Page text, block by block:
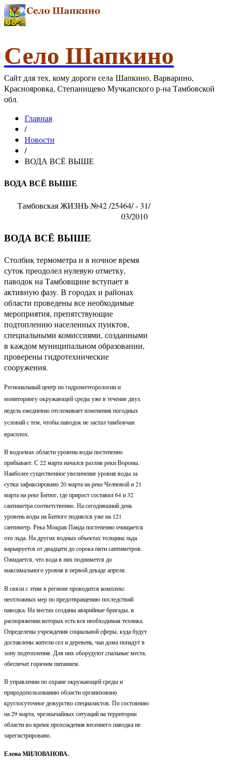
Село Шапкино
Сайт для тех, кому дороги села Шапкино, Варварино,
Краснояровка, Степанищево Мучкапского р-на Тамбовской
обл.
Главная
/
Новости
/
ВОДА ВСЁ ВЫШЕ
ВОДА ВСЁ ВЫШЕ
Тамбовская ЖИЗНЬ №42 /25464/ - 31/
03/2010
ВОДА ВСЁ ВЫШЕ
Столбик термометра и в ночное время
суток преодолел нулевую отметку,
паводок на Тамбовщине вступает в
активную фазу. В городах и районах
области проведены все необходимые
мероприятия, препятствующие
подтоплению населенных пунктов,
специальными комиссиями, созданными
в каждом муниципальном образовании,
проверены гидротехнические
сооружения.
Региональный центр по гидрометеорологии и
мониторингу окружающей среды уже в течение двух
недель ежедневно отслеживает изменения погодных
условий с тем, чтобы паводок не застал тамбовчан
врасплох.
В водоемах области уровень воды постепенно
прибывает. С 22 марта начался разлив реки Вороны.
Наиболее существенное увеличение уровня воды за
сутки зафиксировано 20 марта на реке Челновой и 21
марта на реке Битюг, где прирост составил 64 и 32
сантиметра соответственно. На сегодняшний день
уровень воды на Битюге поднялся уже на 121
сантиметр. Река Мокрая Панда постепенно очищается
ото льда. На других водных объектах толщина льда
варьируется от двадцати до сорока пяти сантиметров.
Ожидается, что вода в них поднимется до
максимального уровня в первой декаде апреля.
В связи с этим в регионе проводится комплекс
неотложных мер по предотвращению последствий
паводка. На местах созданы аварийные бригады, в
распоряжении которых есть вся необходимая техника.
Определены учреждения социальной сферы, куда будут
доставлены жители сел и деревень, чьи дома попадут в
зону подтопления. Для них оборудуют спальные места,
обеспечат горячим питанием.
В управлении по охране окружающей среды и
природопользованию области организовано
круглосуточное дежурство специалистов. По состоянию
на 29 марта, чрезвычайных ситуаций на территории
области во время прохождения весеннего паводка не
зарегистрировано.
Елена МИЛОВАНОВА.